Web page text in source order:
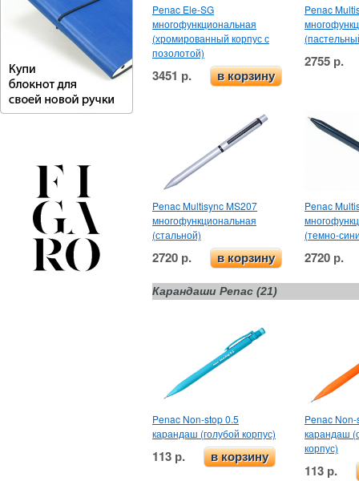
Penac Ele-SG
многофункциональная
(хромированный корпус с
позолотой)
3451 р. в корзину
Penac
2755 р.
Penac Multisync MS207
многофункциональная
(стальной)
2720 р. в корзину
Penac
(темно-
2720 р.
Карандаши Penac (21)
Penac Non-stop 0.5
карандаш (голубой корпус)
113 р. в корзину
Penac
карандаш
корпус)
113 р.